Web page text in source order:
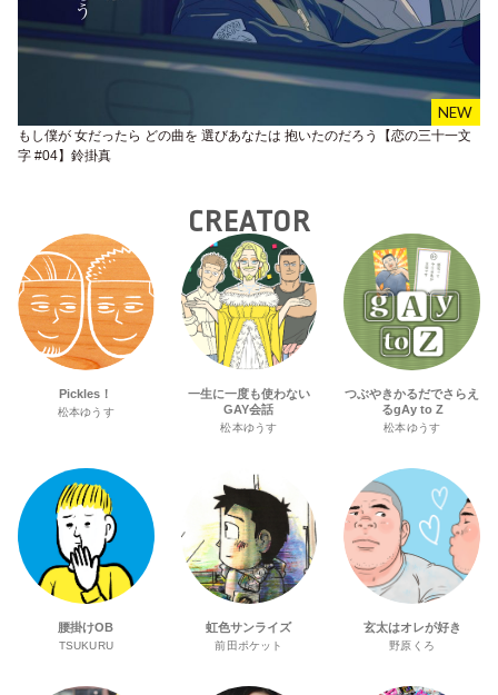
もし僕が 女だったら どの曲を 選びあなたは 抱いたのだろう【恋の三十一文
字 #04】鈴掛真
CREATOR
Pickles！
松本ゆうす
一生に一度も使わない
GAY会話
松本ゆうす
つぶやきかるだでさらえ
るgAy to Z
松本ゆうす
腰掛けOB
TSUKURU
虹色サンライズ
前田ポケット
玄太はオレが好き
野原くろ